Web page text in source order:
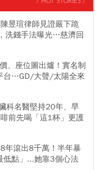
/ HOT STORIES /
昱瑄律師見證嚴下跪
洗錢手法曝光…慈濟回
、座位圖出爐！實名制
台…GD/大聲/太陽全來
科名醫堅持20年、早
前先喝「這1杯」更護
年滾出8千萬！半年暴
低點」...她靠3個心法